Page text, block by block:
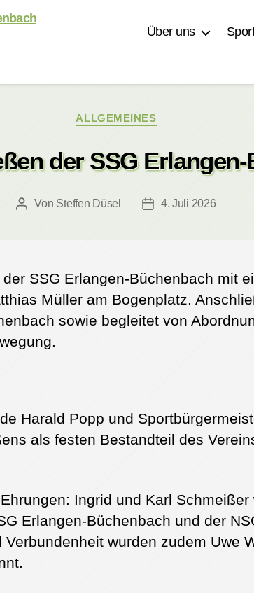
Über uns
Kategorien
ALLGEMEINES
der SSG
Beitragsautor
Von Steffen Düsel Veröffentlichungsdatum
4. Juli 2026
SSG Erlangen-Büchenbach mit
Müller am Bogenplatz.
sowie begleitet von
Harald Popp und
als festen Bestandteil des
Ingrid und Karl
Erlangen-Büchenbach und der
wurden zudem Uwe